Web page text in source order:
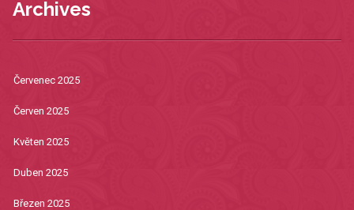
Archives
Červenec 2025
Červen 2025
Květen 2025
Duben 2025
Březen 2025